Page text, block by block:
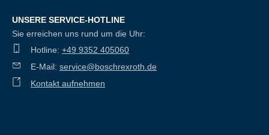
UNSERE SERVICE-HOTLINE
Sie erreichen uns rund um die Uhr:
Hotline: +49 9352 405060
E-Mail: service@boschrexroth.de
Kontakt aufnehmen